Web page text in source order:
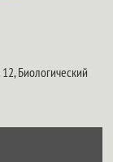
12,Биологический